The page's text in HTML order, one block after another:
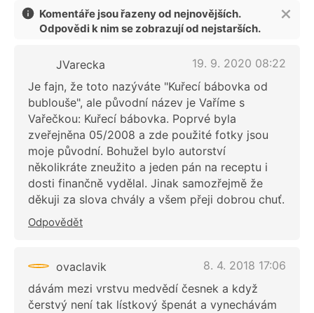
Komentáře jsou řazeny od nejnovějších.
Odpovědi k nim se zobrazují od nejstarších.
JVarecka
19. 9. 2020 08:22
Je fajn, že toto nazýváte "Kuřecí bábovka od
bublouše", ale původní název je Vaříme s
Vařečkou: Kuřecí bábovka. Poprvé byla
zveřejněna 05/2008 a zde použité fotky jsou
moje původní. Bohužel bylo autorství
několikráte zneužito a jeden pán na receptu i
dosti finančně vydělal. Jinak samozřejmě že
děkuji za slova chvály a všem přeji dobrou chuť.
Odpovědět
ovaclavik
8. 4. 2018 17:06
dávám mezi vrstvu medvědí česnek a když
čerstvý není tak lístkový špenát a vynechávám